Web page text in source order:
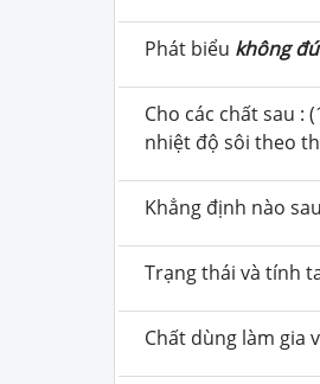
Phát biểu không
Cho các chất sau :
nhiệt độ sôi theo
Khẳng định nào
Trạng thái và tính
Chất dùng làm gia